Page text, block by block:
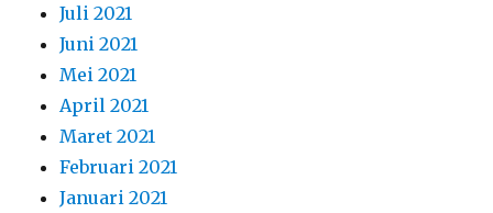
Juli 2021
Juni 2021
Mei 2021
April 2021
Maret 2021
Februari 2021
Januari 2021